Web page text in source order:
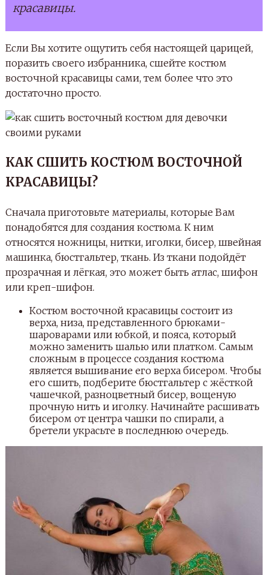
красавицы.
Если Вы хотите ощутить себя настоящей царицей,
поразить своего избранника, сшейте костюм
восточной красавицы сами, тем более что это
достаточно просто.
КАК СШИТЬ КОСТЮМ ВОСТОЧНОЙ
КРАСАВИЦЫ?
Сначала приготовьте материалы, которые Вам
понадобятся для создания костюма. К ним
относятся ножницы, нитки, иголки, бисер, швейная
машинка, бюстгальтер, ткань. Из ткани подойдёт
прозрачная и лёгкая, это может быть атлас, шифон
или креп-шифон.
Костюм восточной красавицы состоит из
верха, низа, представленного брюками-
шароварами или юбкой, и пояса, который
можно заменить шалью или платком. Самым
сложным в процессе создания костюма
является вышивание его верха бисером. Чтобы
его сшить, подберите бюстгальтер с жёсткой
чашечкой, разноцветный бисер, вощеную
прочную нить и иголку. Начинайте расшивать
бисером от центра чашки по спирали, а
бретели украсьте в последнюю очередь.